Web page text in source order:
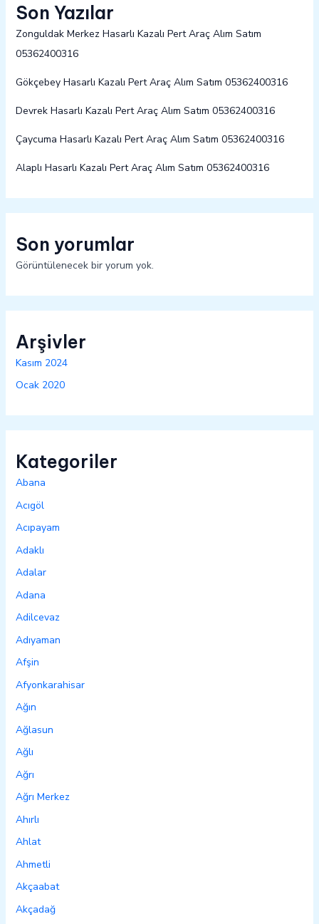
Son Yazılar
Zonguldak Merkez Hasarlı Kazalı Pert Araç Alım Satım
05362400316
Gökçebey Hasarlı Kazalı Pert Araç Alım Satım 05362400316
Devrek Hasarlı Kazalı Pert Araç Alım Satım 05362400316
Çaycuma Hasarlı Kazalı Pert Araç Alım Satım 05362400316
Alaplı Hasarlı Kazalı Pert Araç Alım Satım 05362400316
Son yorumlar
Görüntülenecek bir yorum yok.
Arşivler
Kasım 2024
Ocak 2020
Kategoriler
Abana
Acıgöl
Acıpayam
Adaklı
Adalar
Adana
Adilcevaz
Adıyaman
Afşin
Afyonkarahisar
Ağın
Ağlasun
Ağlı
Ağrı
Ağrı Merkez
Ahırlı
Ahlat
Ahmetli
Akçaabat
Akçadağ